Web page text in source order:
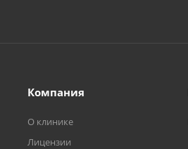
Компания
О клинике
Лицензии